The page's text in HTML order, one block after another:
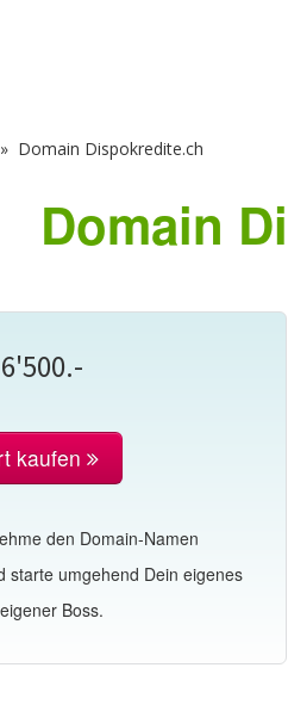
» Domain Dispokredite.ch
Domain
kaufen
den Domain-Namen
starte umgehend Dein eigenes
Boss.